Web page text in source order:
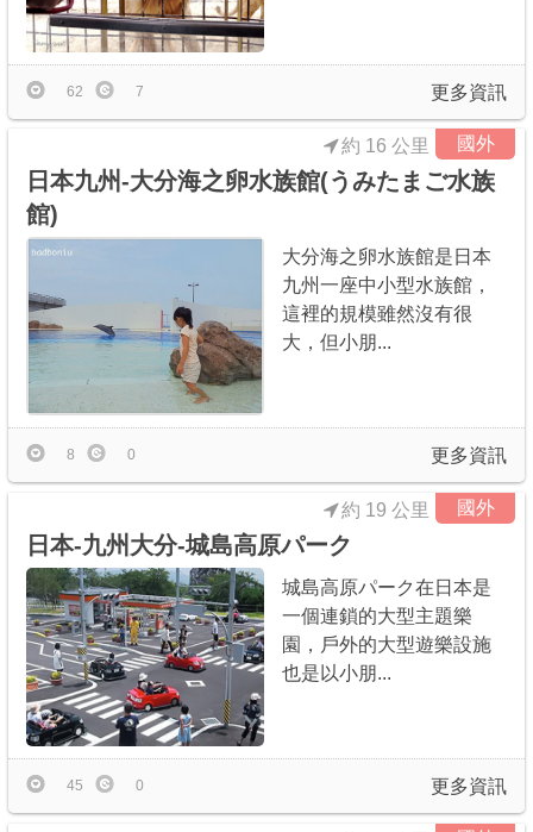
商家合作
推薦景點
討論區
聯絡我們
APP下載
更多資訊
62 7
國外
約 16 公里
日本九州-大分海之卵水族館(うみたまご水族
館)
大分海之卵水族館是日本
九州一座中小型水族館，
這裡的規模雖然沒有很
大，但小朋...
更多資訊
8 0
國外
約 19 公里
日本-九州大分-城島高原パーク
城島高原パーク在日本是
一個連鎖的大型主題樂
園，戶外的大型遊樂設施
也是以小朋...
更多資訊
45 0